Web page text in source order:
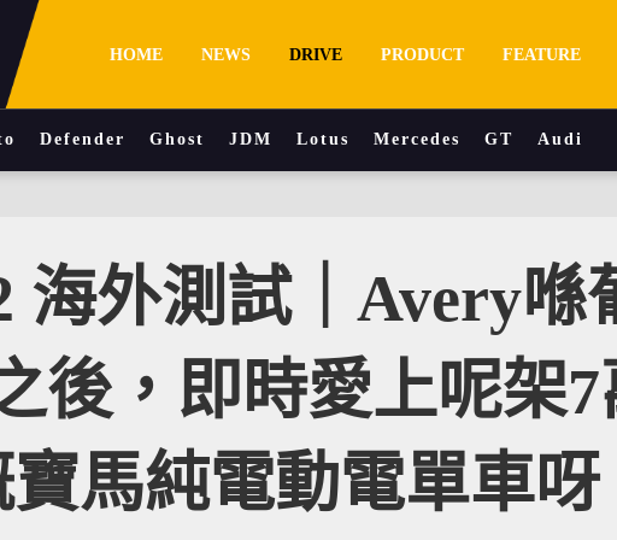
HOME NEWS DRIVE PRODUCT FEATURE
Defender Ghost JDM Lotus Mercedes GT Audi
海外測試｜Avery喺
後，即時愛上呢架7
馬純電動電單車呀